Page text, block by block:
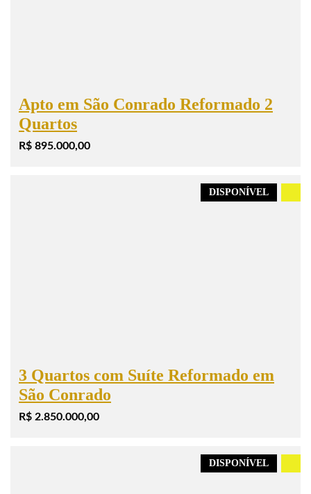
Apto em São Conrado Reformado 2
Quartos
R$ 895.000,00
DISPONÍVEL
3 Quartos com Suíte Reformado em
São Conrado
R$ 2.850.000,00
DISPONÍVEL